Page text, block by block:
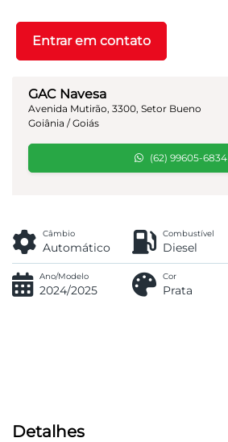
GAC Navesa
Avenida Mutirão, 3300, Setor Bueno
Goiânia / Goiás
(62) 99605-6834
Entrar em contato
Câmbio
Automático
Combustível
Diesel
Ano/Modelo
2024/2025
Cor
Prata
Detalhes